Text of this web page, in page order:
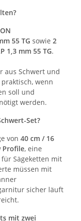
55 TG sowie 2
1,3 mm 55 TG.
aus Schwert und
wenn
soll und
werden.
Set?
von 40 cm / 16
Profile, eine
Sägeketten mit
müssen mit
sicher läuft
mit zwei